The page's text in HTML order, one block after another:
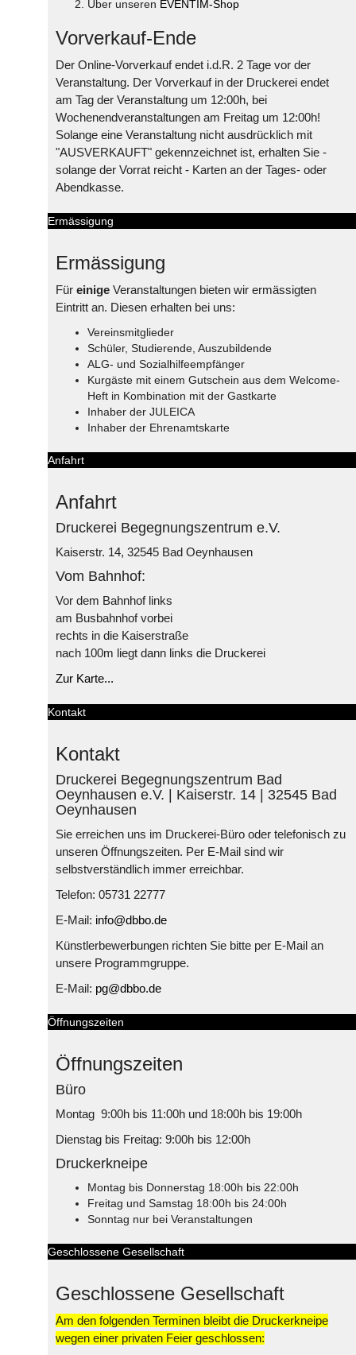
Über unseren EVENTIM-Shop
Vorverkauf-Ende
Der Online-Vorverkauf endet i.d.R. 2 Tage vor der
Veranstaltung. Der Vorverkauf in der Druckerei endet
am Tag der Veranstaltung um 12:00h, bei
Wochenendveranstaltungen am Freitag um 12:00h!
Solange eine Veranstaltung nicht ausdrücklich mit
"AUSVERKAUFT" gekennzeichnet ist, erhalten Sie -
solange der Vorrat reicht - Karten an der Tages- oder
Abendkasse.
Ermässigung
Ermässigung
Für einige Veranstaltungen bieten wir ermässigten
Eintritt an. Diesen erhalten bei uns:
Vereinsmitglieder
Schüler, Studierende, Auszubildende
ALG- und Sozialhilfeempfänger
Kurgäste mit einem Gutschein aus dem Welcome-
Heft in Kombination mit der Gastkarte
Inhaber der JULEICA
Inhaber der Ehrenamtskarte
Anfahrt
Anfahrt
Druckerei Begegnungszentrum e.V.
Kaiserstr. 14, 32545 Bad Oeynhausen
Vom Bahnhof:
Vor dem Bahnhof links
am Busbahnhof vorbei
rechts in die Kaiserstraße
nach 100m liegt dann links die Druckerei
Zur Karte...
Kontakt
Kontakt
Druckerei Begegnungszentrum Bad
Oeynhausen e.V. | Kaiserstr. 14 | 32545 Bad
Oeynhausen
Sie erreichen uns im Druckerei-Büro oder telefonisch zu
unseren Öffnungszeiten. Per E-Mail sind wir
selbstverständlich immer erreichbar.
Telefon: 05731 22777
E-Mail: info@dbbo.de
Künstlerbewerbungen richten Sie bitte per E-Mail an
unsere Programmgruppe.
E-Mail: pg@dbbo.de
Öffnungszeiten
Öffnungszeiten
Büro
Montag 9:00h bis 11:00h und 18:00h bis 19:00h
Dienstag bis Freitag: 9:00h bis 12:00h
Druckerkneipe
Montag bis Donnerstag 18:00h bis 22:00h
Freitag und Samstag 18:00h bis 24:00h
Sonntag nur bei Veranstaltungen
Geschlossene Gesellschaft
Geschlossene Gesellschaft
Am den folgenden Terminen bleibt die Druckerkneipe
wegen einer privaten Feier geschlossen: